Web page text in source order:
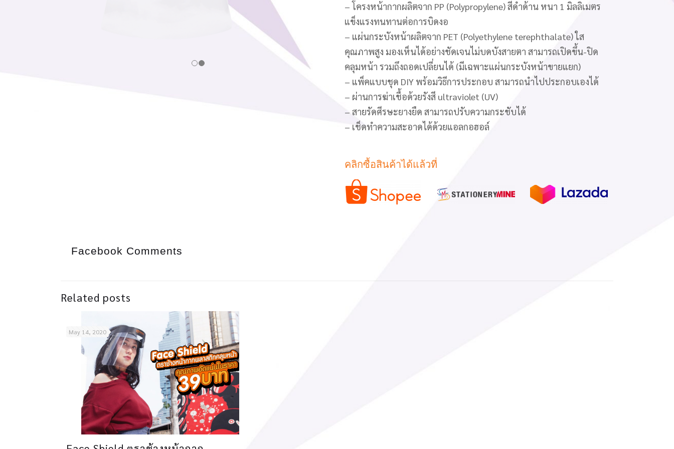
– โครงหน้ากากผลิตจาก PP (Polypropylene) สีดำด้าน หนา 1 มิลลิเมตร
แข็งแรงทนทานต่อการบิดงอ
– แผ่นกระบังหน้าผลิตจาก PET (Polyethylene terephthalate) ใส
คุณภาพสูง มองเห็นได้อย่างชัดเจนไม่บดบังสายตา สามารถเปิดขึ้น-ปิด
คลุมหน้า รวมถึงถอดเปลี่ยนได้ (มีเฉพาะแผ่นกระบังหน้าขายแยก)
– แพ็คแบบชุด DIY พร้อมวิธีการประกอบ สามารถนำไปประกอบเองได้
– ผ่านการฆ่าเชื้อด้วยรังสี ultraviolet (UV)
– สายรัดศีรษะยางยืด สามารถปรับความกระชับได้
– เช็ดทำความสะอาดได้ด้วยแอลกอฮอล์
คลิกซื้อสินค้าได้แล้วที่
Facebook Comments
Related posts
May 14, 2020